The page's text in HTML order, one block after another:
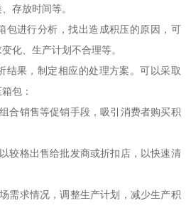
存放时间等。
包进行分析，找出造成积压的原因，可
化、生产计划不合理等。
结果，制定相应的处理方案。可以采取
包：
合销售等促销手段，吸引消费者购买积
较格出售给批发商或折扣店，以快速清
需求情况，调整生产计划，减少生产积